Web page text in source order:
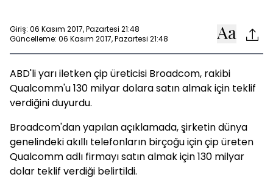
Giriş: 06 Kasım 2017, Pazartesi 21:48
Güncelleme: 06 Kasım 2017, Pazartesi 21:48
ABD'li yarı iletken çip üreticisi Broadcom, rakibi
Qualcomm'u 130 milyar dolara satın almak için teklif
verdiğini duyurdu.
Broadcom'dan yapılan açıklamada, şirketin dünya
genelindeki akıllı telefonların birçoğu için çip üreten
Qualcomm adlı firmayı satın almak için 130 milyar
dolar teklif verdiği belirtildi.